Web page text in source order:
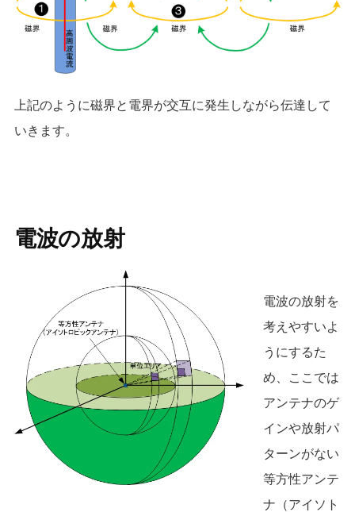
上記のように磁界と電界が交互に発生しながら伝達して
いきます。
電波の放射
電波の放射を
考えやすいよ
うにするた
め、ここでは
アンテナのゲ
インや放射パ
ターンがない
等方性アンテ
ナ（アイソト